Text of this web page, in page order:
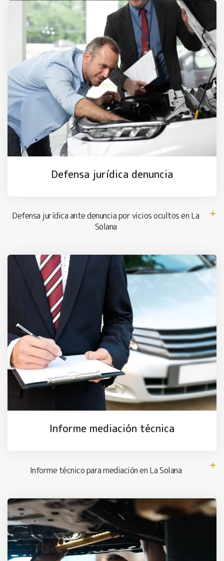
Defensa jurídica denuncia
Defensa jurídica ante denuncia por vicios ocultos en La
Solana
Informe mediación técnica
Informe técnico para mediación en La Solana